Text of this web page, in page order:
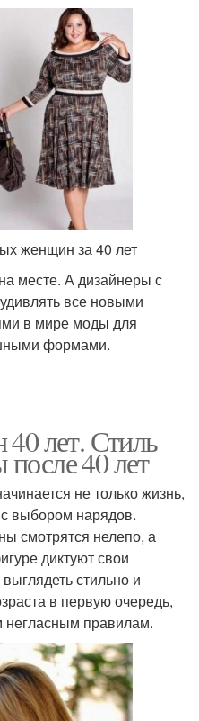
женщин за 40 лет
месте. А дизайнеры с
все новыми
в мире моды для
формами.
лет. Стиль
40 лет
не только жизнь,
выбором нарядов.
смотрятся нелепо, а
диктуют свои
стильно и
в первую очередь,
правилам.